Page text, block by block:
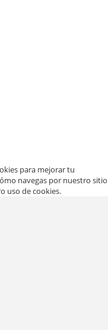
para mejorar tu
navegas por nuestro sitio
uso de cookies.